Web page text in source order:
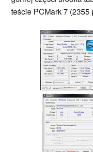
teście PCMark 7 (2355